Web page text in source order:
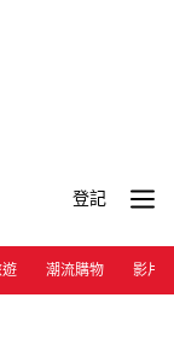
登記
遊 潮流購物 影片